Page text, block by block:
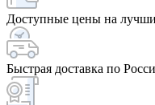
Доступные цены на
Быстрая доставка по